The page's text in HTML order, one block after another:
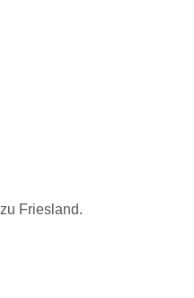
zu Friesland.